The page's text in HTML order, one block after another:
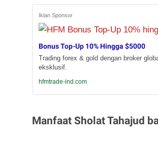
Iklan Sponsor
Bonus Top-Up 10% Hingga $5000
Trading forex & gold dengan broker
eksklusif.
hfmtrade-ind.com
Manfaat Sholat Tahajud